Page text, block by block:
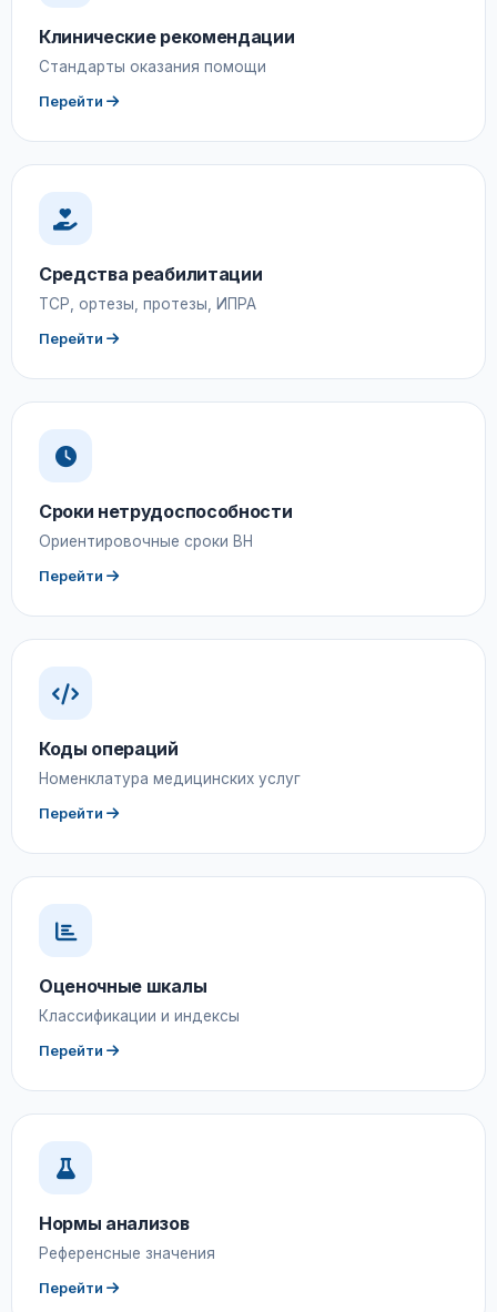
Клинические рекомендации
Стандарты оказания помощи
Перейти
Средства реабилитации
ТСР, ортезы, протезы, ИПРА
Перейти
Сроки нетрудоспособности
Ориентировочные сроки ВН
Перейти
Коды операций
Номенклатура медицинских услуг
Перейти
Оценочные шкалы
Классификации и индексы
Перейти
Нормы анализов
Референсные значения
Перейти